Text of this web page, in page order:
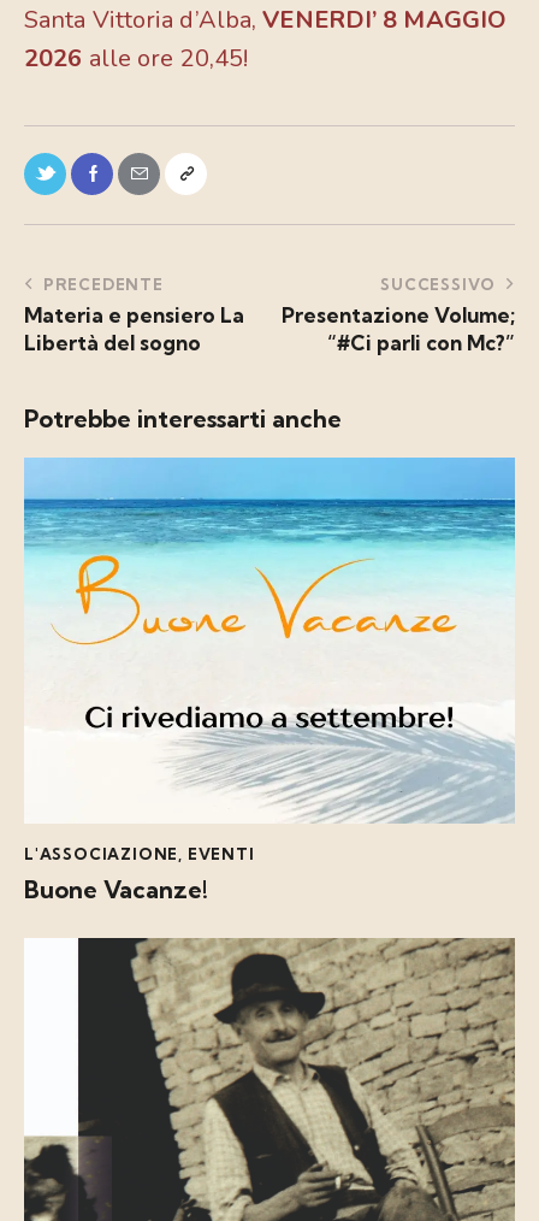
Santa Vittoria d’Alba,VENERDI’ 8 MAGGIO
2026 alle ore 20,45!
PRECEDENTE
Materia e pensiero La
Libertà del sogno
SUCCESSIVO
Presentazione Volume;
“#Ci parli con Mc?”
Potrebbe interessarti anche
L'ASSOCIAZIONE, EVENTI
Buone Vacanze!